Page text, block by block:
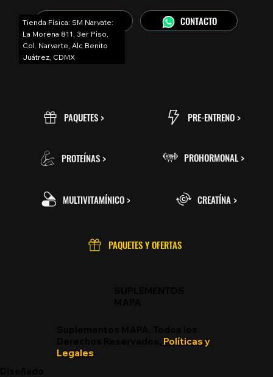
COMO COMPRAR CONTACTO
Tienda Física: SM Narvate:
La Morena 811, 3er Piso,
Col. Narvarte, Alc Benito
Juátrez, CDMX
PROTEÍNAS >
PAQUETES > PRE-ENTRENO >
CREATÍNA >
MULTIVITAMÍNICO >
PROHORMONAL >
PAQUETES Y OFERTAS
Políticas y
Legales